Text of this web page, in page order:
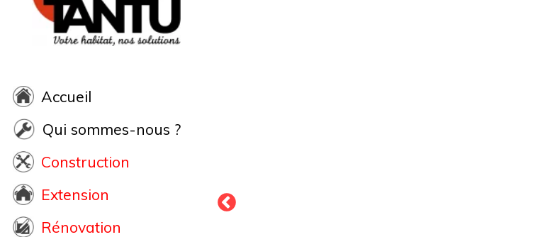
Accueil
Qui sommes-nous ?
Construction
Extension
Rénovation